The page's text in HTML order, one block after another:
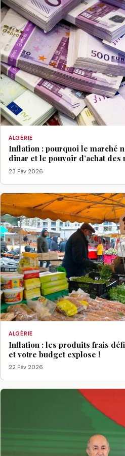
ALGÉRIE
Inflation : pourquoi le marché
dinar et le pouvoir d’achat des
23 Fév 2026
ALGÉRIE
Inflation : les produits frais
et votre budget explose !
22 Fév 2026